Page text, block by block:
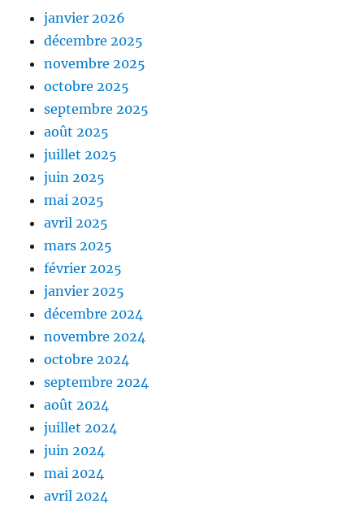
janvier 2026
décembre 2025
novembre 2025
octobre 2025
septembre 2025
août 2025
juillet 2025
juin 2025
mai 2025
avril 2025
mars 2025
février 2025
janvier 2025
décembre 2024
novembre 2024
octobre 2024
septembre 2024
août 2024
juillet 2024
juin 2024
mai 2024
avril 2024